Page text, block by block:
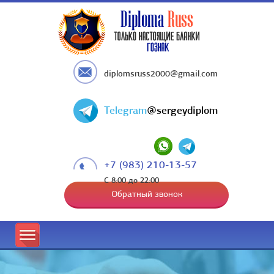
diplomsruss2000@gmail.com
Telegram@sergeydiplom
+7 (983) 210-13-57
С 8:00 до 22:00
Обратный звонок